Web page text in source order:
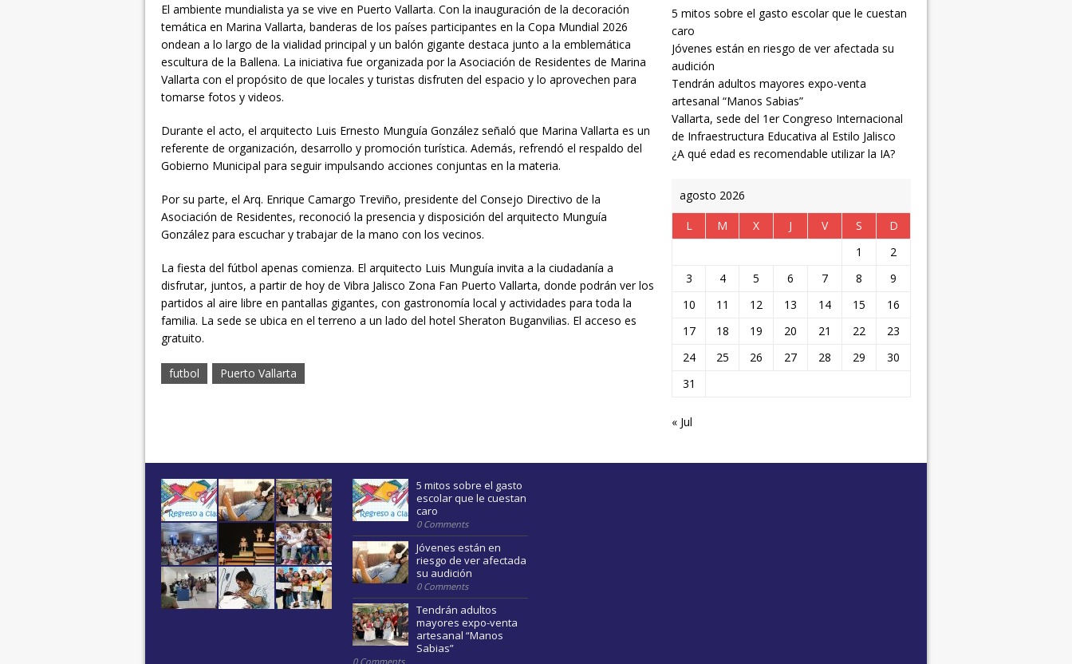
El ambiente mundialista ya se vive en Puerto Vallarta. Con la inauguración de la decoración
temática en Marina Vallarta, banderas de los países participantes en la Copa Mundial 2026
ondean a lo largo de la vialidad principal y un balón gigante destaca junto a la emblemática
escultura de la Ballena. La iniciativa fue organizada por la Asociación de Residentes de Marina
Vallarta con el propósito de que locales y turistas disfruten del espacio y lo aprovechen para
tomarse fotos y videos.
Durante el acto, el arquitecto Luis Ernesto Munguía González señaló que Marina Vallarta es un
referente de organización, desarrollo y promoción turística. Además, refrendó el respaldo del
Gobierno Municipal para seguir impulsando acciones conjuntas en la materia.
Por su parte, el Arq. Enrique Camargo Treviño, presidente del Consejo Directivo de la
Asociación de Residentes, reconoció la presencia y disposición del arquitecto Munguía
González para escuchar y trabajar de la mano con los vecinos.
La fiesta del fútbol apenas comienza. El arquitecto Luis Munguía invita a la ciudadanía a
disfrutar, juntos, a partir de hoy de Vibra Jalisco Zona Fan Puerto Vallarta, donde podrán ver los
partidos al aire libre en pantallas gigantes, con gastronomía local y actividades para toda la
familia. La sede se ubica en el terreno a un lado del hotel Sheraton Buganvilias. El acceso es
gratuito.
futbol Puerto Vallarta
5 mitos sobre el gasto escolar que le cuestan
caro
Jóvenes están en riesgo de ver afectada su
audición
Tendrán adultos mayores expo-venta
artesanal “Manos Sabias”
Vallarta, sede del 1er Congreso Internacional
de Infraestructura Educativa al Estilo Jalisco
¿A qué edad es recomendable utilizar la IA?
agosto 2026
L
M X J V S
D
1
2
3
4 5 6 7 8
9
10
11 12 13 14 15
16
17
18 19 20 21 22
23
24
25 26 27 28 29
30
31
« Jul
5 mitos sobre el gasto
escolar que le cuestan
caro
0 Comments
Jóvenes están en
riesgo de ver afectada
su audición
0 Comments
Tendrán adultos
mayores expo-venta
artesanal “Manos
Sabias”
0 Comments